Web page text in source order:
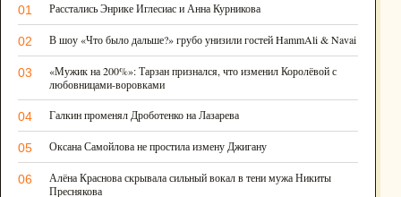
01 Расстались Энрике Иглесиас и Анна Курникова
02 В шоу «Что было дальше?» грубо унизили гостей HammAli & Navai
03
«Мужик на 200%»: Тарзан признался, что изменил Королёвой с
любовницами-воровками
04 Галкин променял Дроботенко на Лазарева
05 Оксана Самойлова не простила измену Джигану
06
Алёна Краснова скрывала сильный вокал в тени мужа Никиты
Преснякова